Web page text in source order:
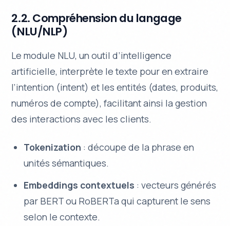
2.2. Compréhension du langage
(NLU/NLP)
Le module NLU, un outil d’intelligence
artificielle, interprète le texte pour en extraire
l’intention (intent) et les entités (dates, produits,
numéros de compte), facilitant ainsi la gestion
des interactions avec les clients.
Tokenization : découpe de la phrase en
unités sémantiques.
Embeddings contextuels : vecteurs générés
par BERT ou RoBERTa qui capturent le sens
selon le contexte.